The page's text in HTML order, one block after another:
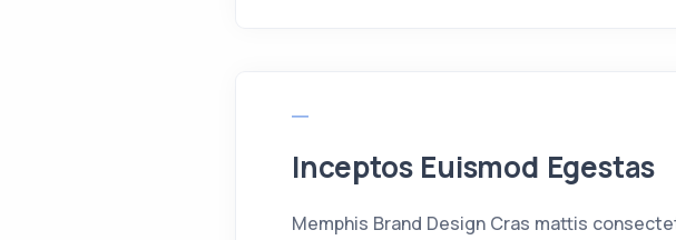
Inceptos Euismod Egestas
Memphis Brand Design Cras mattis